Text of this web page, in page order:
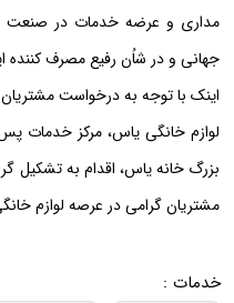
مداری و عرضه خدمات در صنعت
جهانی و در شاُن رفیع مصرف کننده
اینک با توجه به درخواست مشتریان
لوازم خانگی یاس، مرکز خدمات
بزرگ خانه یاس، اقدام به تشکیل
مشتریان گرامی در عرصه لوازم
خدمات :